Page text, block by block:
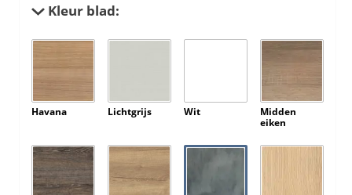
Kleur blad:
Havana Lichtgrijs Wit
Midden
eiken